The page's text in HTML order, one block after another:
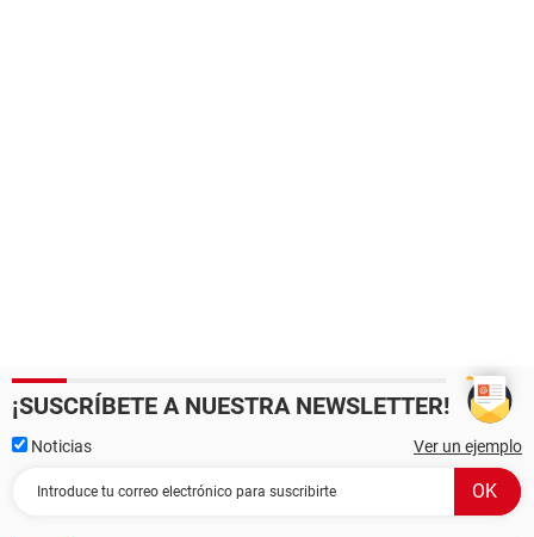
¡SUSCRÍBETE A NUESTRA NEWSLETTER!
Noticias Ver un ejemplo